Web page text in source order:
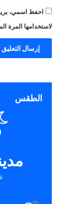
احفظ اسمي،
لاستخدامها المرة
الطقس